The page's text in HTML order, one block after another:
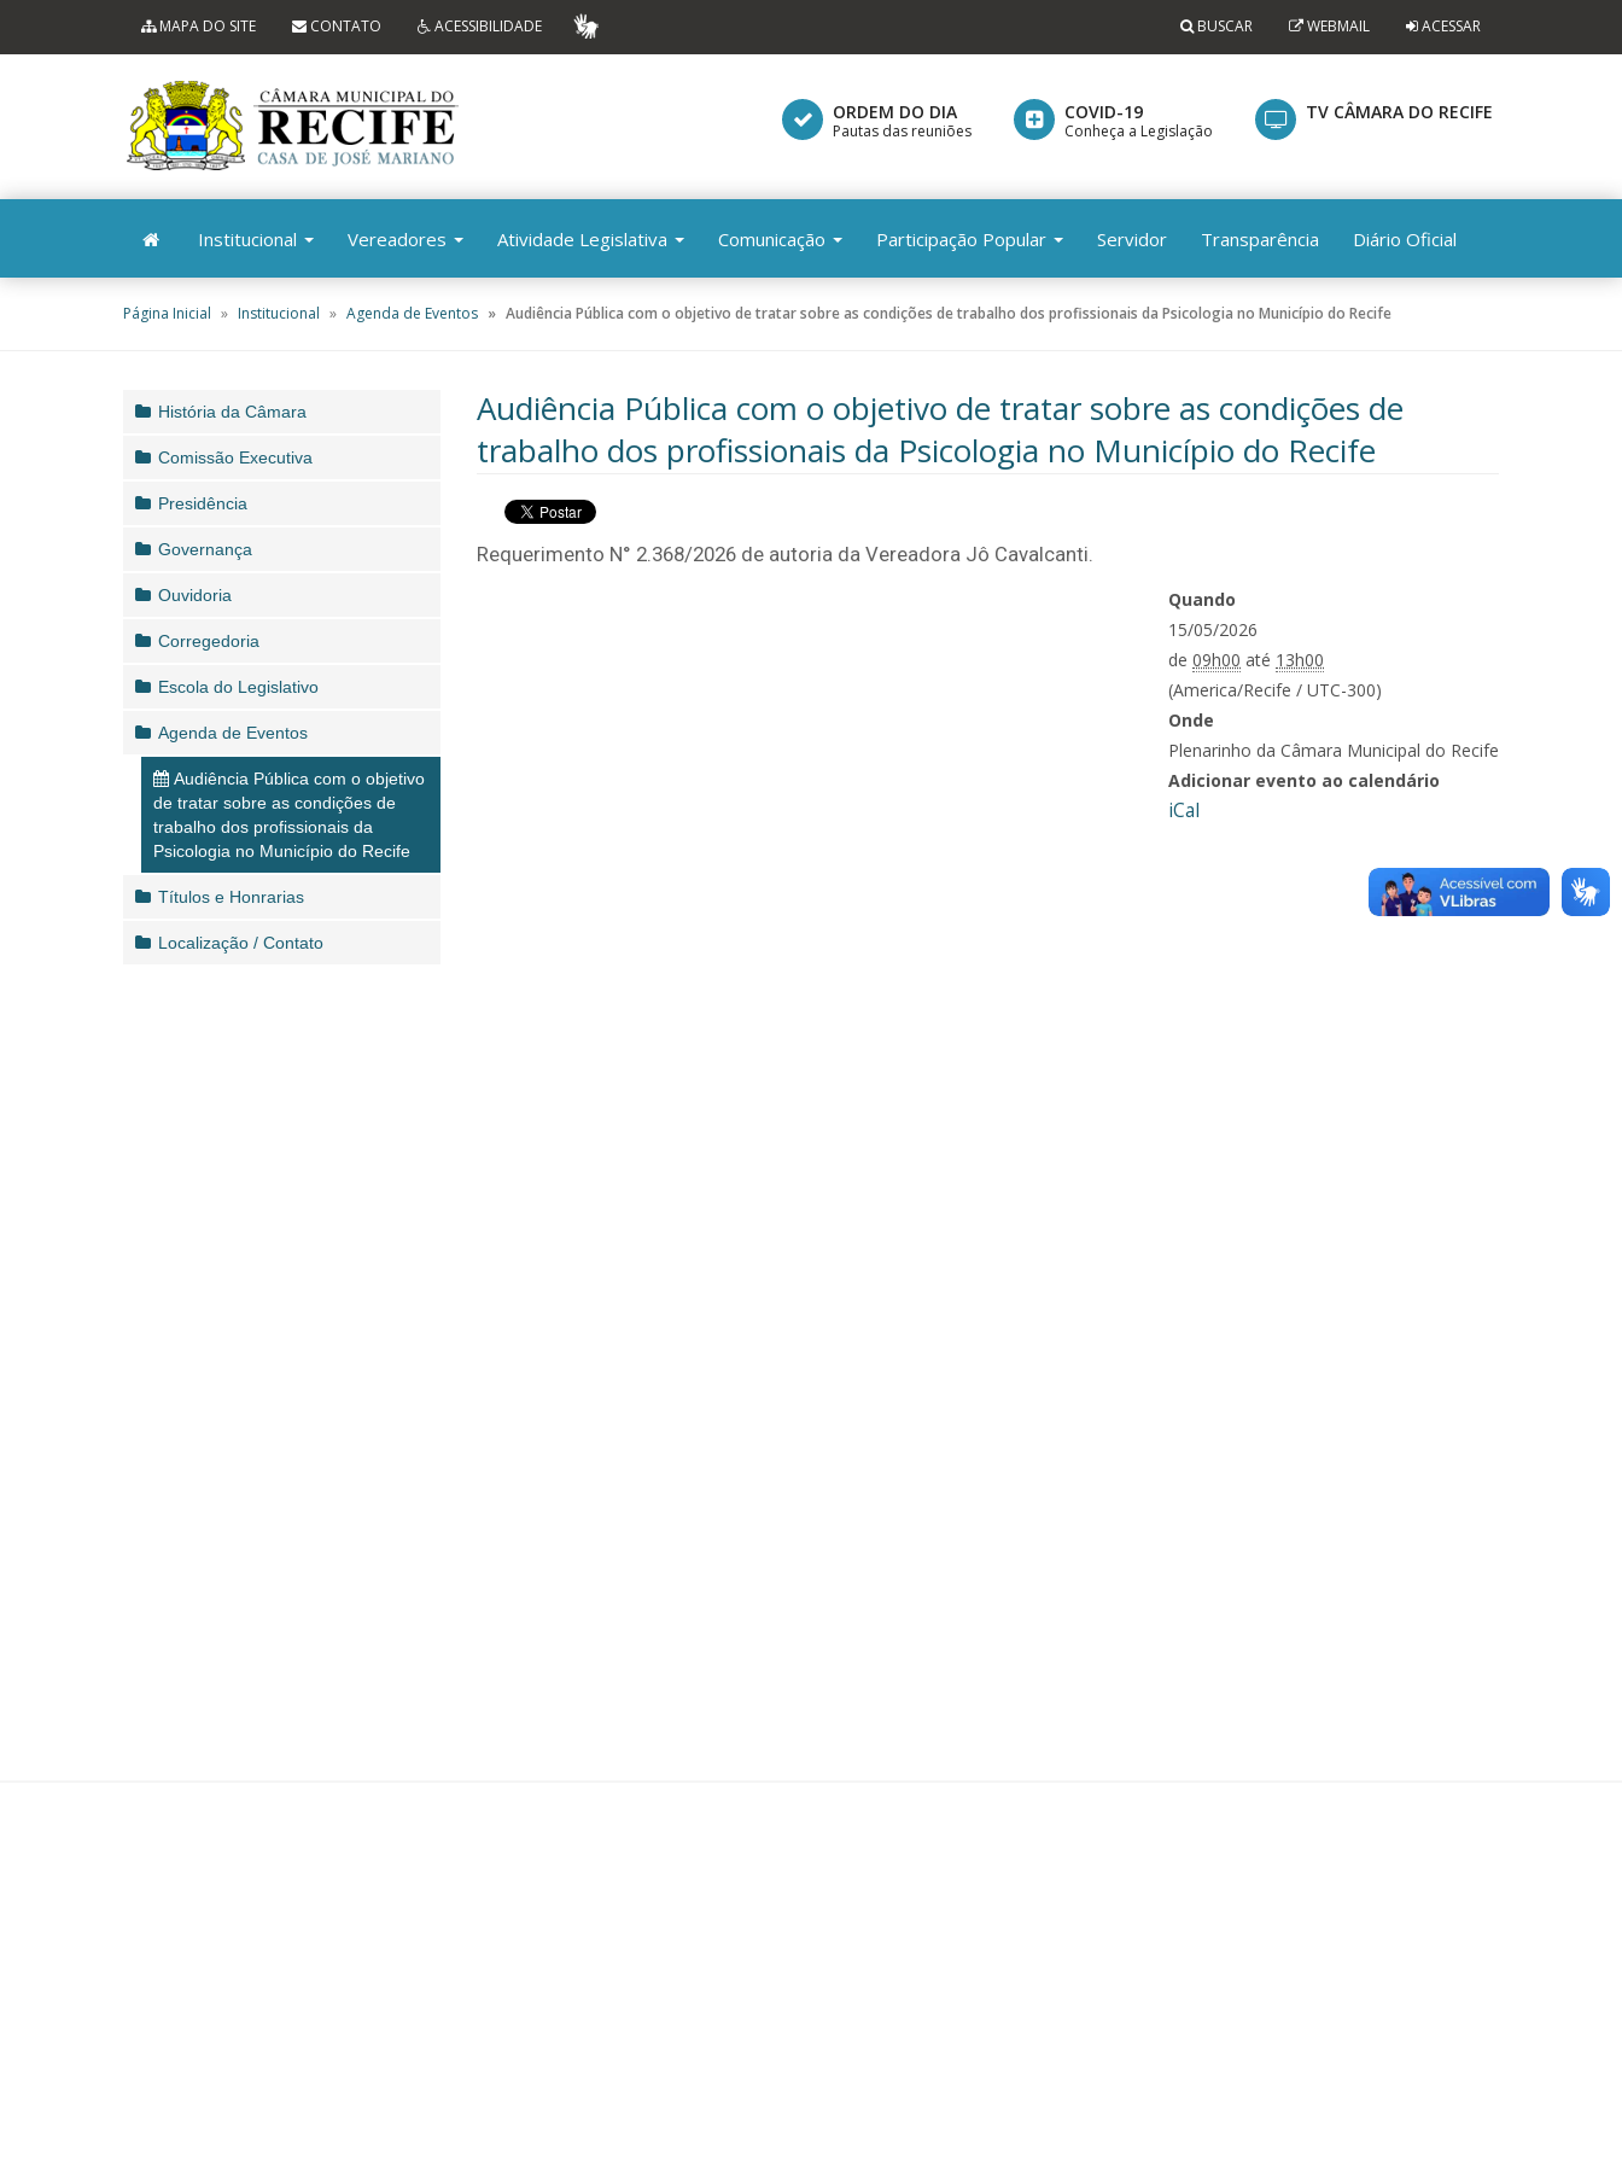
MAPA DO SITE CONTATO ACESSIBILIDADE VLIBRAS ACESSAR
WEBMAIL
BUSCAR
ORDEM DO DIA
Pautas das reuniões
COVID-19
Conheça a Legislação
TV CÂMARA DO RECIFE
Institucional Vereadores Atividade Legislativa Comunicação Participação Popular Servidor Transparência Diário Oficial
Página Inicial Institucional Agenda de Eventos Audiência Pública com o objetivo de tratar sobre as condições de trabalho dos profissionais da Psicologia no Município do Recife
História da Câmara
Comissão Executiva
Presidência
Governança
Ouvidoria
Corregedoria
Escola do Legislativo
Agenda de Eventos
Audiência Pública com o objetivo
de tratar sobre as condições de
trabalho dos profissionais da
Psicologia no Município do Recife
Títulos e Honrarias
Localização / Contato
Audiência Pública com o objetivo de tratar sobre as condições de
trabalho dos profissionais da Psicologia no Município do Recife
Requerimento N° 2.368/2026 de autoria da Vereadora Jô Cavalcanti.
Quando
15/05/2026
de 09h00 até 13h00
(America/Recife / UTC-300)
Onde
Plenarinho da Câmara Municipal do Recife
Adicionar evento ao calendário
iCal